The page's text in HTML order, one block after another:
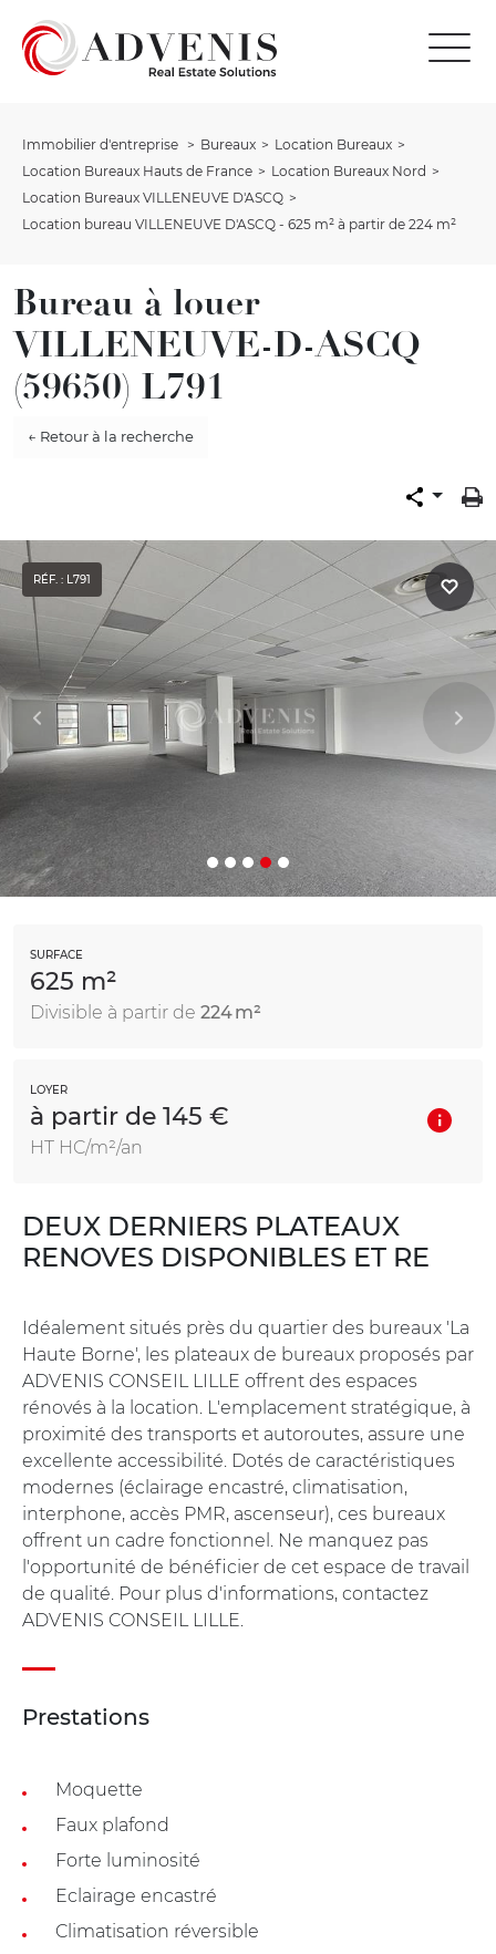
Immobilier d'entreprise Bureaux
Location Bureaux
Location Bureaux Hauts de France
Location Bureaux Nord
Location Bureaux VILLENEUVE D'ASCQ
Location bureau VILLENEUVE D'ASCQ - 625 m² à partir de 224 m²
Bureau à louer
VILLENEUVE-D-ASCQ
(59650) L791
← Retour à la recherche
RÉF. : L791
SURFACE
625 m²
Divisible à partir de 224 m²
LOYER
à partir de 145 €
HT HC/m²/an
DEUX DERNIERS PLATEAUX
RENOVES DISPONIBLES ET RE
Idéalement situés près du quartier des bureaux 'La
Haute Borne', les plateaux de bureaux proposés par
ADVENIS CONSEIL LILLE offrent des espaces
rénovés à la location. L'emplacement stratégique, à
proximité des transports et autoroutes, assure une
excellente accessibilité. Dotés de caractéristiques
modernes (éclairage encastré, climatisation,
interphone, accès PMR, ascenseur), ces bureaux
offrent un cadre fonctionnel. Ne manquez pas
l'opportunité de bénéficier de cet espace de travail
de qualité. Pour plus d'informations, contactez
ADVENIS CONSEIL LILLE.
Prestations
Moquette
Faux plafond
Forte luminosité
Eclairage encastré
Climatisation réversible